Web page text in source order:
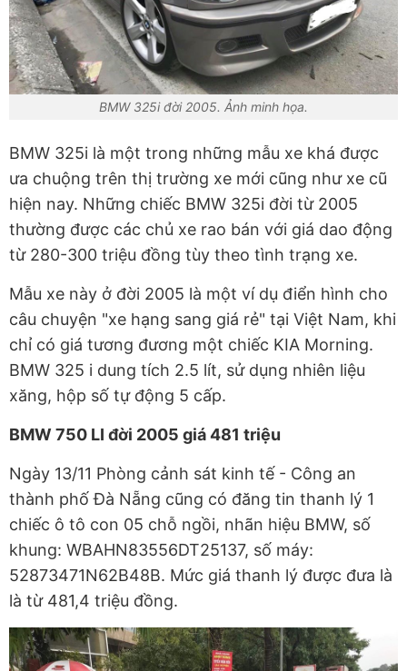
BMW 325i đời 2005. Ảnh minh họa.
BMW 325i là một trong những mẫu xe khá được
ưa chuộng trên thị trường xe mới cũng như xe cũ
hiện nay. Những chiếc BMW 325i đời từ 2005
thường được các chủ xe rao bán với giá dao động
từ 280-300 triệu đồng tùy theo tình trạng xe.
Mẫu xe này ở đời 2005 là một ví dụ điển hình cho
câu chuyện "xe hạng sang giá rẻ" tại Việt Nam, khi
chỉ có giá tương đương một chiếc KIA Morning.
BMW 325 i dung tích 2.5 lít, sử dụng nhiên liệu
xăng, hộp số tự động 5 cấp.
BMW 750 LI đời 2005 giá 481 triệu
Ngày 13/11 Phòng cảnh sát kinh tế - Công an
thành phố Đà Nẵng cũng có đăng tin thanh lý 1
chiếc ô tô con 05 chỗ ngồi, nhãn hiệu BMW, số
khung: WBAHN83556DT25137, số máy:
52873471N62B48B. Mức giá thanh lý được đưa là
là từ 481,4 triệu đồng.